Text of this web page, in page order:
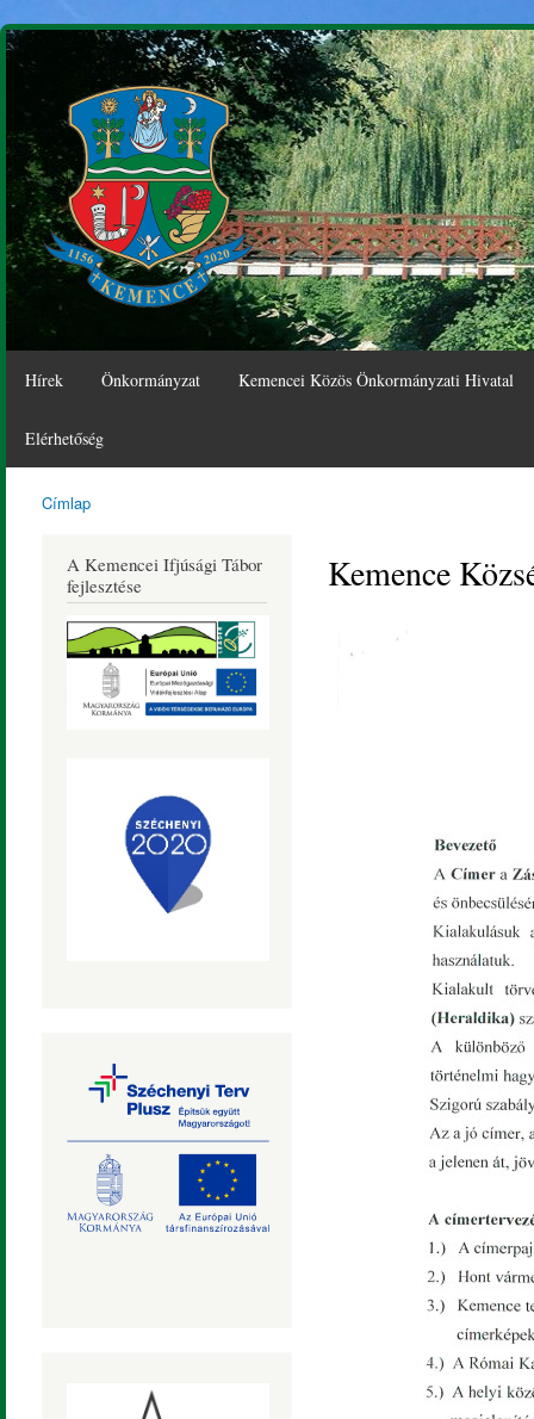
Hírek Önkormányzat Kemencei Közös Önkormányzati Hivatal
Elérhetőség
Kemence
Község
Honlapja
Címlap
A Kemencei Ifjúsági Tábor
fejlesztése
Kemence